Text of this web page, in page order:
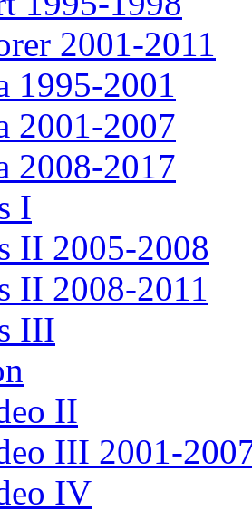
2001-2011
1995-2001
2001-2007
2008-2017
I
II 2005-2008
II 2008-2011
III
II
III 2001-
IV